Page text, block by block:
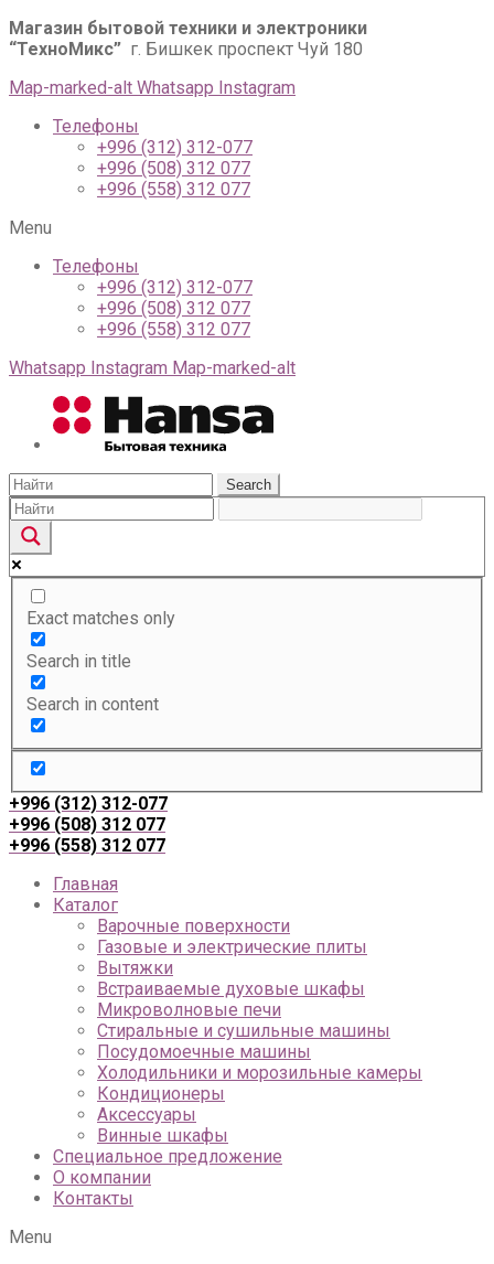
Магазин бытовой техники и электроники
“ТехноМикс” г. Бишкек проспект Чуй 180
Map-marked-alt Whatsapp Instagram
Телефоны
+996 (312) 312-077
+996 (508) 312 077
+996 (558) 312 077
Menu
Телефоны
+996 (312) 312-077
+996 (508) 312 077
+996 (558) 312 077
Whatsapp Instagram Map-marked-alt
Search
Exact matches only
Search in title
Search in content
+996 (312) 312-077
+996 (508) 312 077
+996 (558) 312 077
Главная
Каталог
Варочные поверхности
Газовые и электрические плиты
Вытяжки
Встраиваемые духовые шкафы
Микроволновые печи
Стиральные и сушильные машины
Посудомоечные машины
Холодильники и морозильные камеры
Кондиционеры
Аксессуары
Винные шкафы
Специальное предложение
О компании
Контакты
Menu